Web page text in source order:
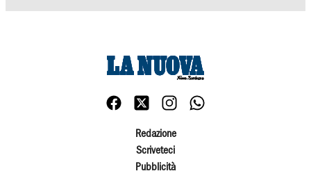
Redazione
Scriveteci
Pubblicità